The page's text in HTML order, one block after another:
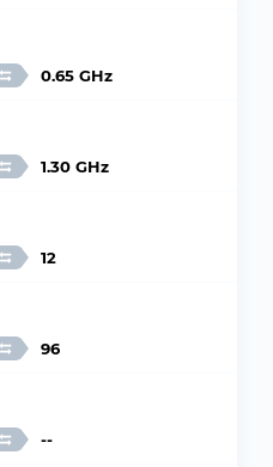
0.65 GHz
1.30 GHz
12
96
--